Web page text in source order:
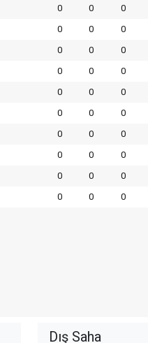
0 0 0
0 0 0
0 0 0
0 0 0
0 0 0
0 0 0
0 0 0
0 0 0
0 0 0
0 0 0
Dış Saha